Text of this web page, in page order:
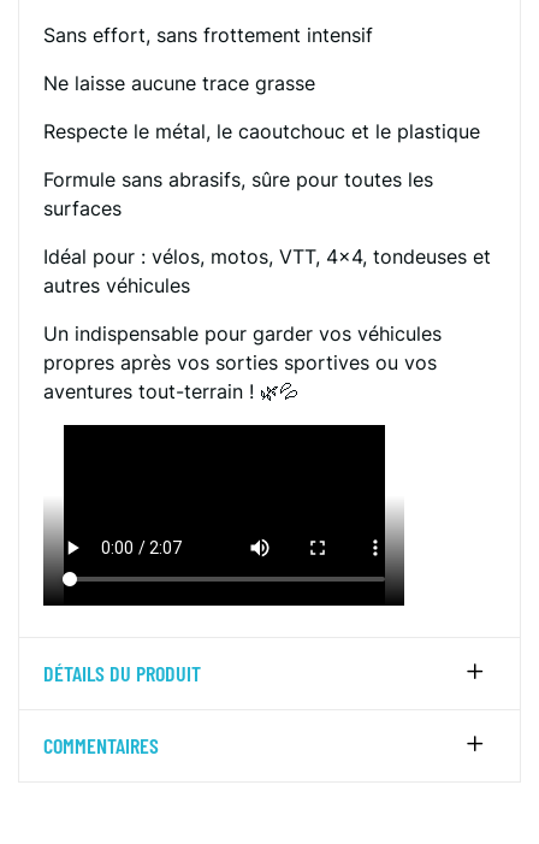
Sans effort, sans frottement intensif
Ne laisse aucune trace grasse
Respecte le métal, le caoutchouc et le plastique
Formule sans abrasifs, sûre pour toutes les
surfaces
Idéal pour : vélos, motos, VTT, 4x4, tondeuses et
autres véhicules
Un indispensable pour garder vos véhicules
propres après vos sorties sportives ou vos
aventures tout-terrain ! 🌿💦
DÉTAILS DU PRODUIT
COMMENTAIRES